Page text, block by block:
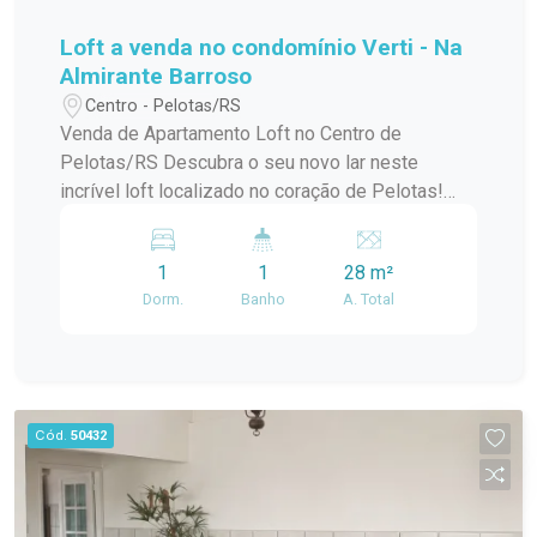
Loft a venda no condomínio Verti - Na
Almirante Barroso
Centro - Pelotas/RS
Venda de Apartamento Loft no Centro de
Pelotas/RS Descubra o seu novo lar neste
incrível loft localizado no coração de Pelotas!
construção, oferece o melhor da modernidade e
conforto, ideal para quem busca praticidade e
estilo de vida urbano. Com uma localização
entretenimento. O condomínio conta com uma
infraestrutura de lazer completa, perfeita para
relaxar e aproveitar momentos especiais com
amigos e familiares. O loft possui um design
1
Dorm.
1
Banho
28 m²
A. Total
Cód. 50432